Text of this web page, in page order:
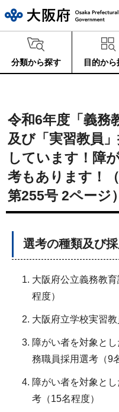
分類から探す 目的から
令和6年度「義務
及び「実習教員
しています！障
考もあります！
第255号 2ページ）
選考の種類及び
大阪府公立義務教
程度）
大阪府立学校実習教
障がい者を対象と
務職員採用選考（9
障がい者を対象と
考（15名程度）